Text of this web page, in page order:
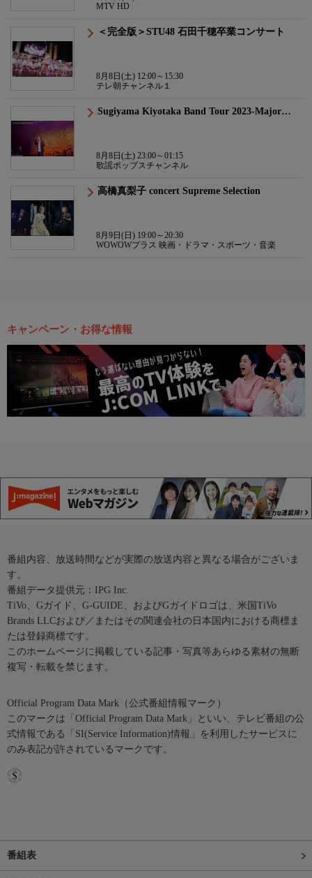
MTV HD
＜完全版＞STU48 石田千穂卒業コンサート
8月8日(土) 12:00～15:30
テレ朝チャンネル１
Sugiyama Kiyotaka Band Tour 2023-Major…
8月8日(土) 23:00～01:15
歌謡ポップスチャンネル
高橋真梨子 concert Supreme Selection
8月9日(日) 19:00～20:30
WOWOWプラス 映画・ドラマ・スポーツ・音楽
キャンペーン・お得な情報
番組内容、放送時間などが実際の放送内容と異なる場合がございま
す。
番組データ提供元：IPG Inc.
TiVo、Gガイド、G-GUIDE、およびGガイドロゴは、米国TiVo
Brands LLCおよび／またはその関連会社の日本国内における商標ま
たは登録商標です。
このホームページに掲載している記事・写真等あらゆる素材の無断
複写・転載を禁じます。
Official Program Data Mark（公式番組情報マーク）
このマークは「Official Program Data Mark」といい、テレビ番組の公
式情報である「SI(Service Information)情報」を利用したサービスに
のみ表記が許されているマークです。
番組表